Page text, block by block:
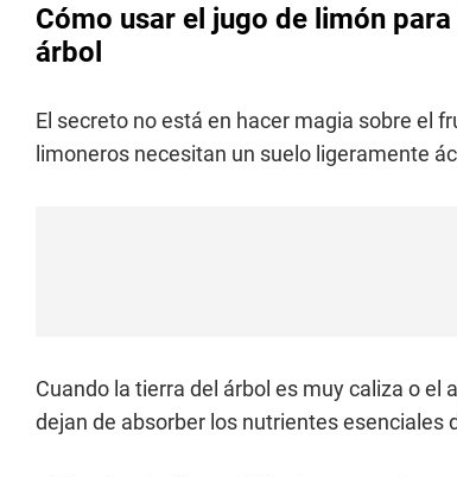
Cómo usar el jugo de limón
árbol
El secreto no está en hacer magia sobre el
limoneros necesitan un suelo ligeramente
Cuando la tierra del árbol es muy caliza o el
dejan de absorber los nutrientes esenciales